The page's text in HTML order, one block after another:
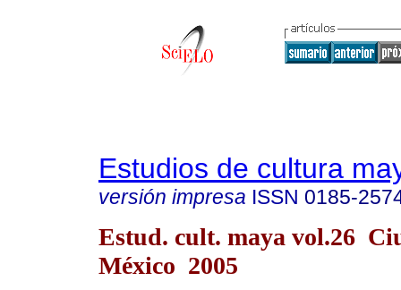
Estudios de cultura
versión impresa ISSN 0185-
Estud. cult. maya vol.26
México 2005